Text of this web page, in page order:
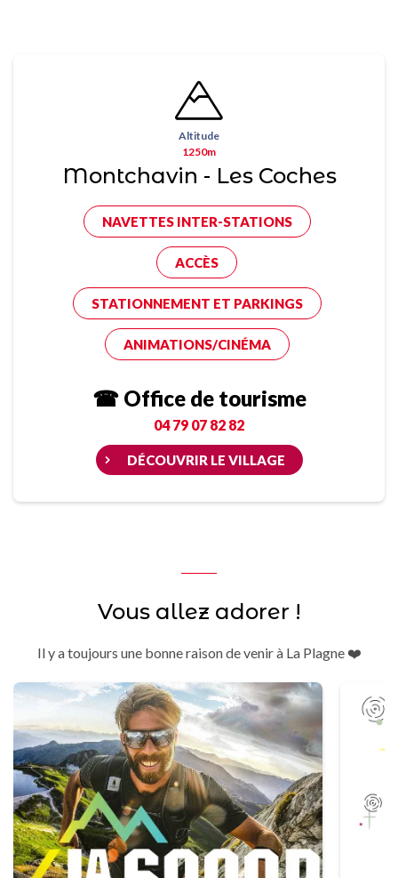
Altitude
1250m
Montchavin - Les Coches
NAVETTES INTER-STATIONS
ACCÈS
STATIONNEMENT ET PARKINGS
ANIMATIONS/CINÉMA
☎ Office de tourisme
04 79 07 82 82
DÉCOUVRIR LE VILLAGE
Vous allez adorer !
Il y a toujours une bonne raison de venir à La Plagne ❤️